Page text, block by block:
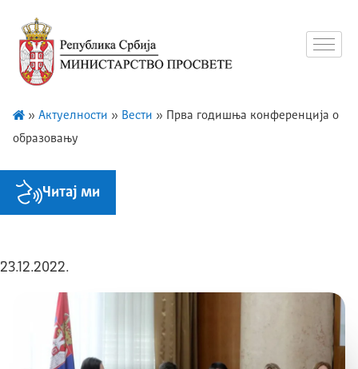
» Актуелности » Вести » Прва годишња конференција о
образовању
Читај ми
23.12.2022.